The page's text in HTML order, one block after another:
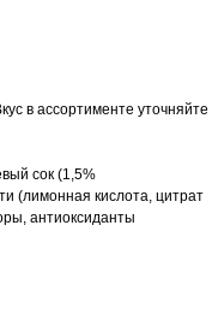
в ассортименте уточняйте
сок (1,5%
(лимонная кислота, цитрат
антиоксиданты